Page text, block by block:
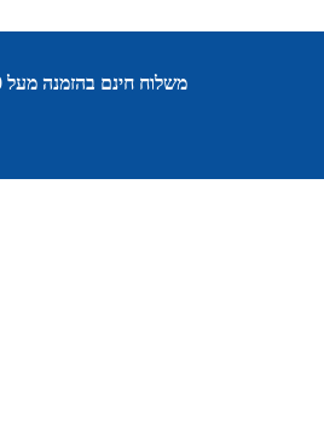
משלוח חינם בהזמנה מעל 300 ₪